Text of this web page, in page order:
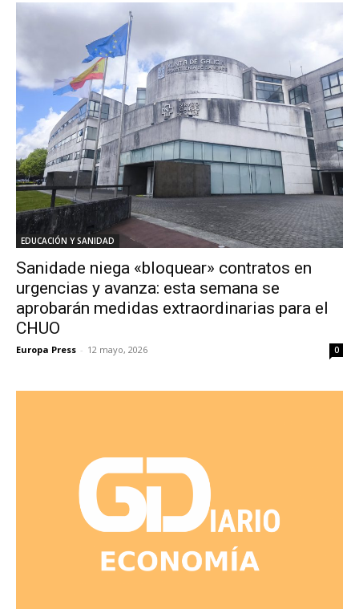
EDUCACIÓN Y SANIDAD
Sanidade niega «bloquear» contratos en
urgencias y avanza: esta semana se
aprobarán medidas extraordinarias para el
CHUO
Europa Press - 12 mayo, 2026 0